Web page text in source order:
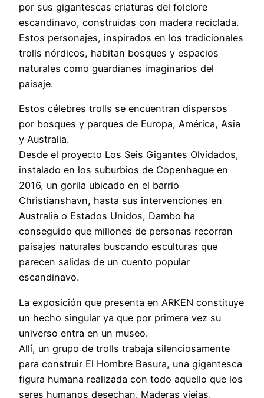
por sus gigantescas criaturas del folclore
escandinavo, construidas con madera reciclada.
Estos personajes, inspirados en los tradicionales
trolls nórdicos, habitan bosques y espacios
naturales como guardianes imaginarios del
paisaje.
Estos célebres trolls se encuentran dispersos
por bosques y parques de Europa, América, Asia
y Australia.
Desde el proyecto Los Seis Gigantes Olvidados,
instalado en los suburbios de Copenhague en
2016, un gorila ubicado en el barrio
Christianshavn, hasta sus intervenciones en
Australia o Estados Unidos, Dambo ha
conseguido que millones de personas recorran
paisajes naturales buscando esculturas que
parecen salidas de un cuento popular
escandinavo.
La exposición que presenta en ARKEN constituye
un hecho singular ya que por primera vez su
universo entra en un museo.
Allí, un grupo de trolls trabaja silenciosamente
para construir El Hombre Basura, una gigantesca
figura humana realizada con todo aquello que los
seres humanos desechan. Maderas viejas,